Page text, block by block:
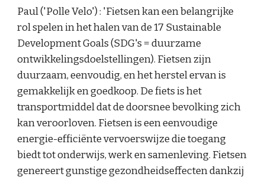
Paul ('Polle Velo') : 'Fietsen kan een belangrijke
rol spelen in het halen van de 17 Sustainable
Development Goals (SDG's = duurzame
ontwikkelingsdoelstellingen). Fietsen zijn
duurzaam, eenvoudig, en het herstel ervan is
gemakkelijk en goedkoop. De fiets is het
transportmiddel dat de doorsnee bevolking zich
kan veroorloven. Fietsen is een eenvoudige
energie-efficiënte vervoerswijze die toegang
biedt tot onderwijs, werk en samenleving. Fietsen
genereert gunstige gezondheidseffecten dankzij